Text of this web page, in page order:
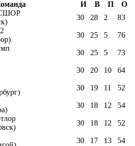
И В П
О
30 28 2 83
30 25 5 76
30 25 5 73
30 20 10 64
30 19 11 52
30 18 12 54
30 18 12 52
30 17 13 54